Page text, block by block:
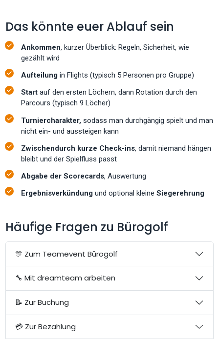
Das könnte euer Ablauf sein
Ankommen, kurzer Überblick: Regeln, Sicherheit, wie
gezählt wird
Aufteilungin Flights (typisch 5 Personen pro Gruppe)
Startauf den ersten Löchern, dann Rotation durch den
Parcours (typisch 9 Löcher)
Turniercharakter,sodass man durchgängig spielt und man
nicht ein- und aussteigen kann
Zwischendurch kurze Check-ins, damit niemand hängen
bleibt und der Spielfluss passt
Abgabe der Scorecards, Auswertung
Ergebnisverkündungund optional kleineSiegerehrung
Häufige Fragen zu Bürogolf
🎊 Zum Teamevent Bürogolf
🔧 Mit dreamteam arbeiten
📝 Zur Buchung
💳 Zur Bezahlung